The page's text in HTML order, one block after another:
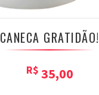
CANECA GRATIDÃO!
R$ 35,00